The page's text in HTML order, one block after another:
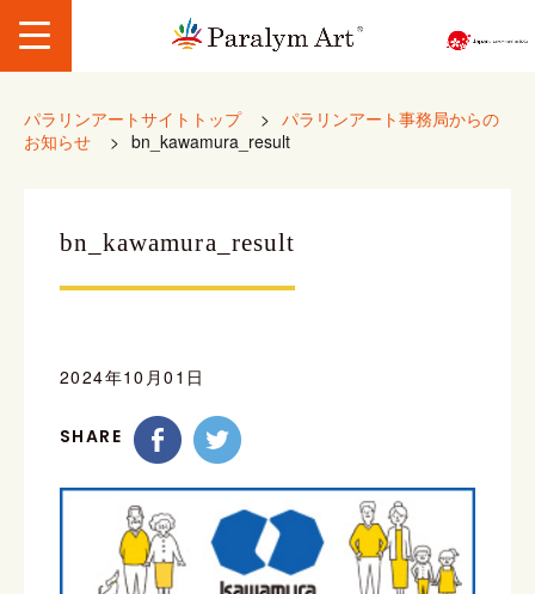
パラリンアートサイトトップ > パラリンアート事務局からの
お知らせ
> bn_kawamura_result
bn_kawamura_result
2024年10月01日
SHARE